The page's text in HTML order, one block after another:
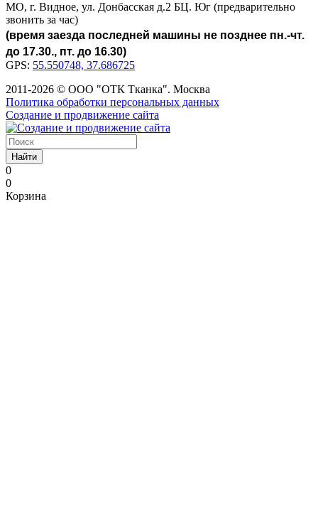
МО, г. Видное, ул. Донбасская д.2 БЦ. Юг (предварительно
звонить за час)
(время заезда последней машины не позднее пн.-чт.
до 17.30., пт. до 16.30)
GPS: 55.550748, 37.686725
2011-2026 © ООО "ОТК Тканка". Москва
Политика обработки персональных данных
Создание и продвижение сайта
Найти
0
0
Корзина